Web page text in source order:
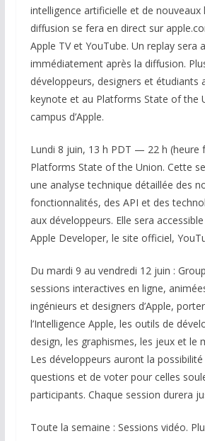
intelligence artificielle et de nouveaux
diffusion se fera en direct sur
Apple TV et YouTube. Un replay sera
immédiatement après la diffusion.
développeurs, designers et étudiants
keynote et au Platforms State of the
campus d’Apple.
Lundi 8 juin, 13 h PDT — 22 h (heure
Platforms State of the Union. Cette
une analyse technique détaillée des
fonctionnalités, des API et des
aux développeurs. Elle sera
Apple Developer, le site officiel,
Du mardi 9 au vendredi 12 juin :
sessions interactives en ligne,
ingénieurs et designers d’Apple,
l’Intelligence Apple, les outils de
design, les graphismes, les jeux et le
Les développeurs auront la
questions et de voter pour celles
participants. Chaque session durera
Toute la semaine : Sessions vidéo.